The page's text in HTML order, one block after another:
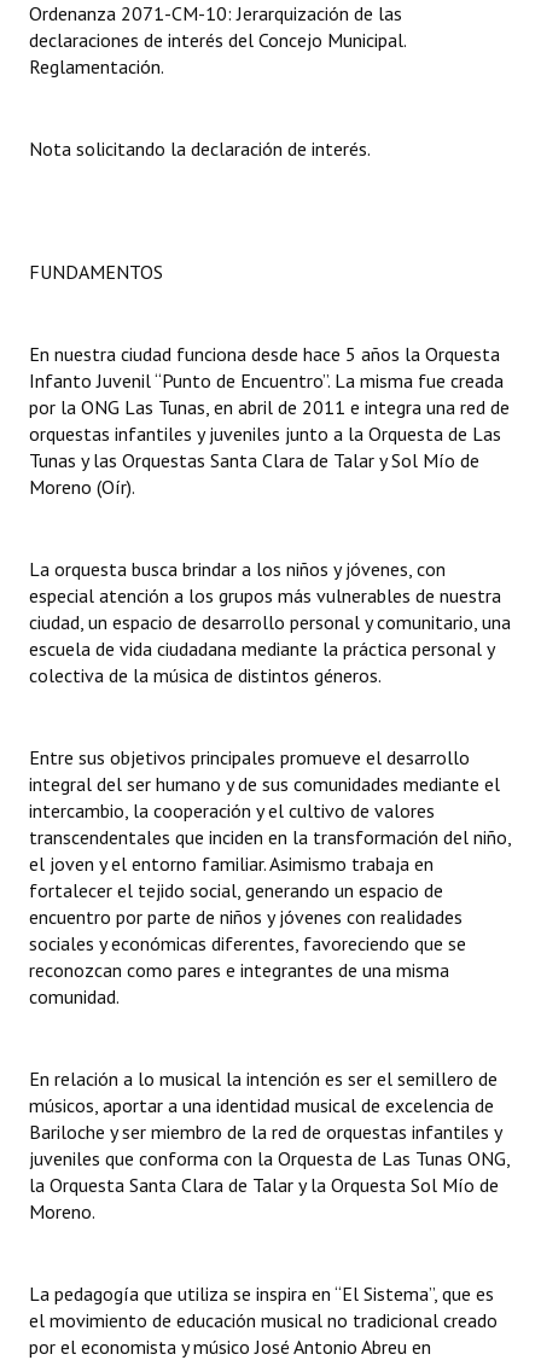
DOCUMENTOS
Informes de Gestión
Informes de Unidad Coordinadora
Actas de Audiencias Públicas
NORMATIVA
Comunicaciones
Resoluciones
Resoluciones de Presidencia
INSTITUCIONAL
Noticias Destacadas
Registros y Distinciones
Datos Históricos
Premio al Mérito - Registro
Audiencias Públicas - Registro
Periodistas Decanos - Registro
Ciudadano Ilustre - Registro
Banca del Vecino - Registro
Antiguos Pobladores - Registro
Reconocimientos - Registro
Ordenanza 2071-CM-10: Jerarquización de las
declaraciones de interés del Concejo Municipal.
Reglamentación.
Nota solicitando la declaración de interés.
FUNDAMENTOS
En nuestra ciudad funciona desde hace 5 años la Orquesta
Infanto Juvenil “Punto de Encuentro”. La misma fue creada
por la ONG Las Tunas, en abril de 2011 e integra una red de
orquestas infantiles y juveniles junto a la Orquesta de Las
Tunas y las Orquestas Santa Clara de Talar y Sol Mío de
Moreno (Oír).
La orquesta busca brindar a los niños y jóvenes, con
especial atención a los grupos más vulnerables de nuestra
ciudad, un espacio de desarrollo personal y comunitario, una
escuela de vida ciudadana mediante la práctica personal y
colectiva de la música de distintos géneros.
Entre sus objetivos principales promueve el desarrollo
integral del ser humano y de sus comunidades mediante el
intercambio, la cooperación y el cultivo de valores
transcendentales que inciden en la transformación del niño,
el joven y el entorno familiar. Asimismo trabaja en
fortalecer el tejido social, generando un espacio de
encuentro por parte de niños y jóvenes con realidades
sociales y económicas diferentes, favoreciendo que se
reconozcan como pares e integrantes de una misma
comunidad.
En relación a lo musical la intención es ser el semillero de
músicos, aportar a una identidad musical de excelencia de
Bariloche y ser miembro de la red de orquestas infantiles y
juveniles que conforma con la Orquesta de Las Tunas ONG,
la Orquesta Santa Clara de Talar y la Orquesta Sol Mío de
Moreno.
La pedagogía que utiliza se inspira en “El Sistema”, que es
el movimiento de educación musical no tradicional creado
por el economista y músico José Antonio Abreu en